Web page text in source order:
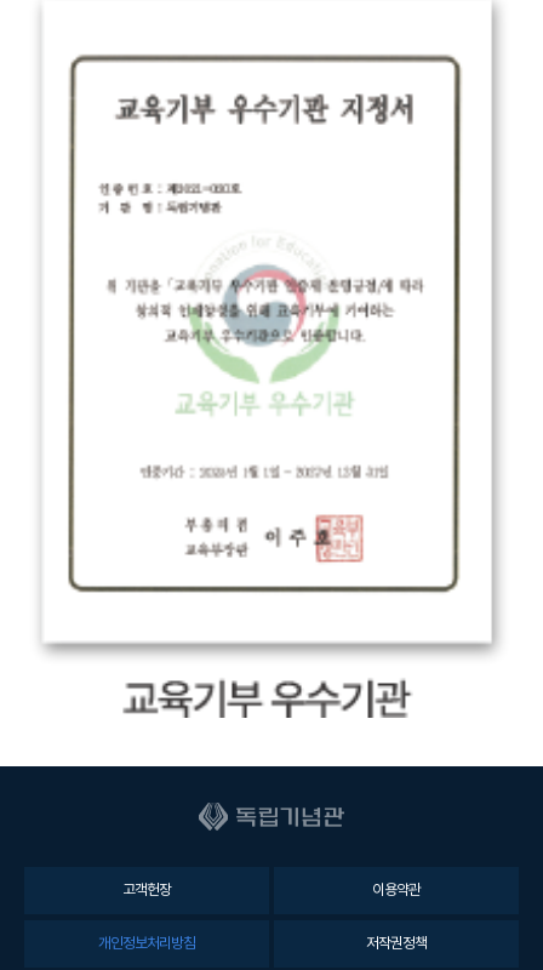
고객헌장 이용약관
개인정보처리방침 저작권정책